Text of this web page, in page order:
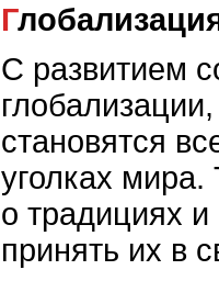
С развитием
становятся
уголках мира.
о традициях и
принять их в